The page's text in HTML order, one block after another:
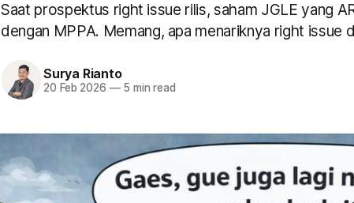
Saat prospektus right issue rilis, saham JGLE yang
dengan MPPA. Memang, apa menariknya right issue
Surya Rianto
20 Feb 2026 —5 min read